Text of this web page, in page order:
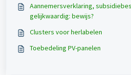
Aannemersverklaring,
gelijkwaardig: bewijs?
Clusters voor herlabelen
Toebedeling PV-panelen